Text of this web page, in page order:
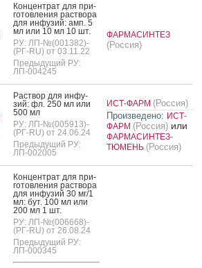
Кон­цен­трат для при­
готов­ле­ния рас­тво­ра
для ин­фу­зий: амп. 5
мл или 10 мл 10 шт.
РУ: ЛП-№(001382)-
(РГ-RU) от 03.11.22
Предыдущий РУ:
ЛП-004245
ФАРМАСИНТЕЗ
(Россия)
Рас­твор для ин­фу­
зий: фл. 250 мл или
500 мл
РУ: ЛП-№(005913)-
(РГ-RU) от 24.06.24
Предыдущий РУ:
ЛП-002005
ИСТ-ФАРМ (Россия)
Произведено: ИСТ-
ФАРМ (Россия) или
ФАРМАСИНТЕЗ-
ТЮМЕНЬ (Россия)
Кон­цен­трат для при­
готов­ле­ния рас­тво­ра
для ин­фу­зий 30 мг/1
мл: бут. 100 мл или
200 мл 1 шт.
РУ: ЛП-№(006668)-
(РГ-RU) от 26.08.24
Предыдущий РУ:
ЛП-000345